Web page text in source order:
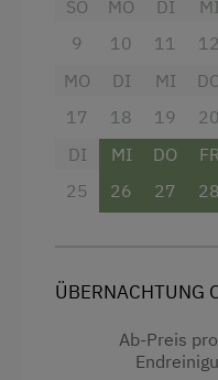
Badeurlaub
Kulinarik / Genuss
Urlaub zu zweit
Nachhaltiger
Backofen
Balkon/Terrasse
Dusche
Gitterbett
Handtücher
Heizung
SO
9
MO
10
DI
11
MI
12
MO
17
DI
18
MI
19
20
DI
25
MI
26
DO
27
FR
28
ÜBERNACHTUNG
Ab-Preis